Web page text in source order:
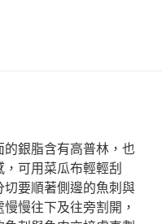
的銀脂含有高普林，也
，可用菜瓜布輕輕刮
切要順著側邊的魚刺與
慢往下及往旁割開，